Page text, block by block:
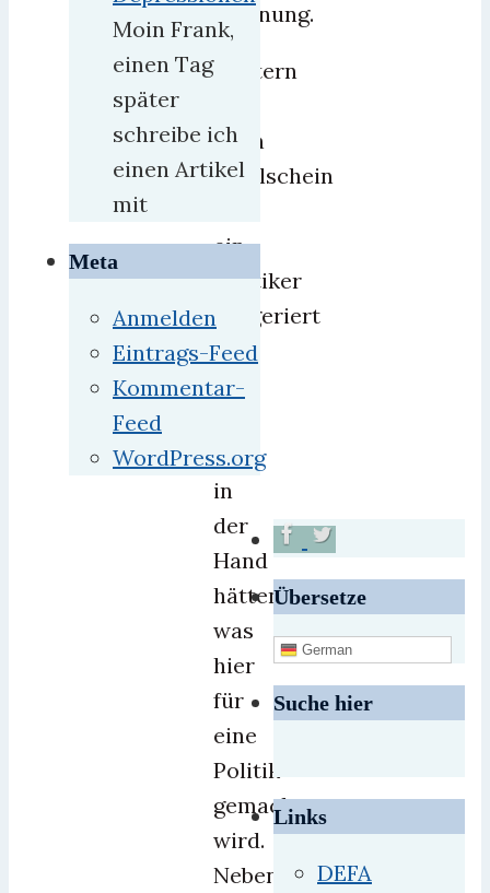
Hoffnung.
Gestern
mein
Wahlschein
ein
Politiker
suggeriert
uns,
daß
es
in
der
Hand
hätten,
was
hier
für
eine
Politik
gemacht
wird.
Nebenbei
Moin Frank,
einen Tag
später
schreibe ich
einen Artikel
mit
Meta
Anmelden
Eintrags-Feed
Kommentar-
Feed
WordPress.org
Übersetze
German
Suche hier
Links
DEFA